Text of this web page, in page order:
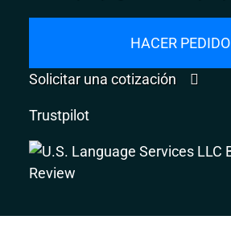
HACER PEDIDO
Solicitar una cotización
Trustpilot